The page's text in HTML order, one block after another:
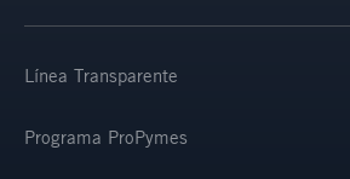
Línea Transparente
Programa ProPymes